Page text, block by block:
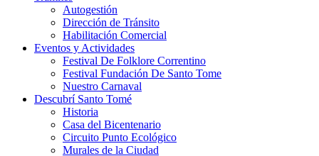
Autogestión
Dirección de Tránsito
Habilitación Comercial
Eventos y Actividades
Festival De Folklore Correntino
Festival Fundación De Santo Tome
Nuestro Carnaval
Descubrí Santo Tomé
Historia
Casa del Bicentenario
Circuito Punto Ecológico
Murales de la Ciudad